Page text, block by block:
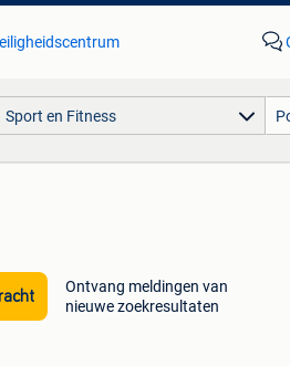
Sport en Fitness
Ontvang meldingen van
nieuwe zoekresultaten